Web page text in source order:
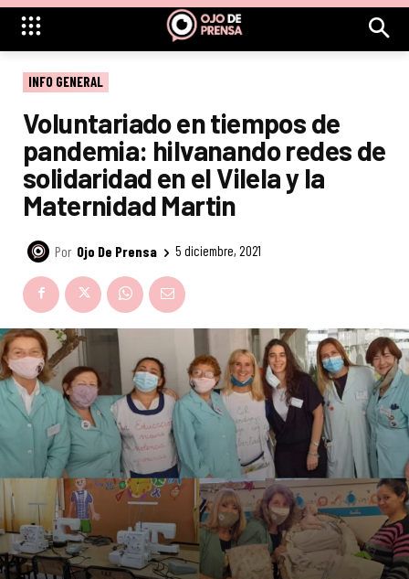
INFO GENERAL
Voluntariado en tiempos de
pandemia: hilvanando redes de
solidaridad en el Vilela y la
Maternidad Martin
Por Ojo De Prensa 5 diciembre, 2021